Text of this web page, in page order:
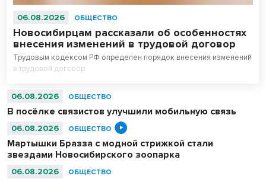
06.08.2026 ОБЩЕСТВО
Новосибирцам рассказали об особенностях
внесения изменений в трудовой договор
Трудовым кодексом РФ определен порядок внесения изменений
в трудовой договор.
06.08.2026 ОБЩЕСТВО
В посёлке связистов улучшили мобильную связь
06.08.2026 ОБЩЕСТВО
Мартышки Бразза с модной стрижкой стали
звездами Новосибирского зоопарка
06.08.2026 ОБЩЕСТВО